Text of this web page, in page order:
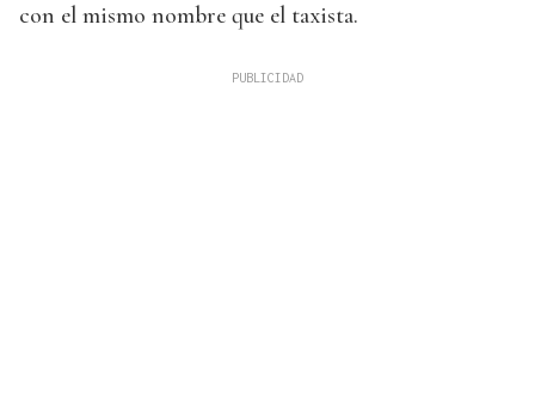
con el mismo nombre que el taxista.